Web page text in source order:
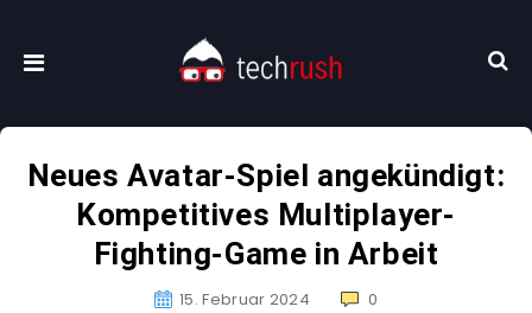
Neues Avatar-Spiel angekündigt:
Kompetitives Multiplayer-
Fighting-Game in Arbeit
15. Februar 2024 0